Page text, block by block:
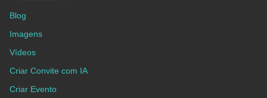
Blog
Imagens
Vídeos
Criar Convite com IA
Criar Evento